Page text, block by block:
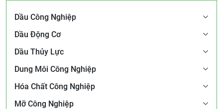
Dầu Công Nghiệp
Dầu Động Cơ
Dầu Thủy Lực
Dung Môi Công Nghiệp
Hóa Chất Công Nghiệp
Mỡ Công Nghiệp